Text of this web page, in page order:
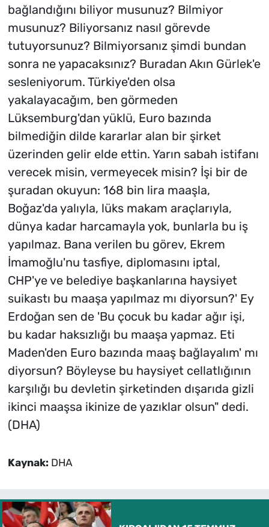
bağlandığını biliyor musunuz? Bilmiyor
musunuz? Biliyorsanız nasıl görevde
tutuyorsunuz? Bilmiyorsanız şimdi bundan
sonra ne yapacaksınız? Buradan Akın Gürlek'e
sesleniyorum. Türkiye'den olsa
yakalayacağım, ben görmeden
Lüksemburg'dan yüklü, Euro bazında
bilmediğin dilde kararlar alan bir şirket
üzerinden gelir elde ettin. Yarın sabah istifanı
verecek misin, vermeyecek misin? İşi bir de
şuradan okuyun: 168 bin lira maaşla,
Boğaz'da yalıyla, lüks makam araçlarıyla,
dünya kadar harcamayla yok, bunlarla bu iş
yapılmaz. Bana verilen bu görev, Ekrem
İmamoğlu'nu tasfiye, diplomasını iptal,
CHP'ye ve belediye başkanlarına haysiyet
suikastı bu maaşa yapılmaz mı diyorsun?' Ey
Erdoğan sen de 'Bu çocuk bu kadar ağır işi,
bu kadar haksızlığı bu maaşa yapmaz. Eti
Maden'den Euro bazında maaş bağlayalım' mı
diyorsun? Böyleyse bu haysiyet cellatlığının
karşılığı bu devletin şirketinden dışarıda gizli
ikinci maaşsa ikinize de yazıklar olsun" dedi.
(DHA)
Kaynak: DHA